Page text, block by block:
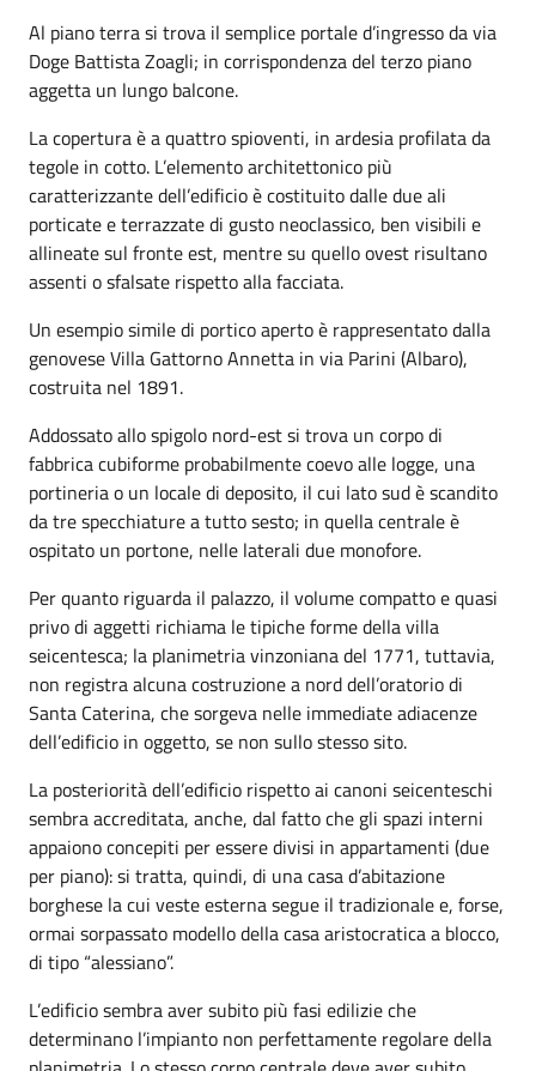
Al piano terra si trova il semplice portale d’ingresso da via
Doge Battista Zoagli; in corrispondenza del terzo piano
aggetta un lungo balcone.
La copertura è a quattro spioventi, in ardesia profilata da
tegole in cotto. L’elemento architettonico più
caratterizzante dell’edificio è costituito dalle due ali
porticate e terrazzate di gusto neoclassico, ben visibili e
allineate sul fronte est, mentre su quello ovest risultano
assenti o sfalsate rispetto alla facciata.
Un esempio simile di portico aperto è rappresentato dalla
genovese Villa Gattorno Annetta in via Parini (Albaro),
costruita nel 1891.
Addossato allo spigolo nord-est si trova un corpo di
fabbrica cubiforme probabilmente coevo alle logge, una
portineria o un locale di deposito, il cui lato sud è scandito
da tre specchiature a tutto sesto; in quella centrale è
ospitato un portone, nelle laterali due monofore.
Per quanto riguarda il palazzo, il volume compatto e quasi
privo di aggetti richiama le tipiche forme della villa
seicentesca; la planimetria vinzoniana del 1771, tuttavia,
non registra alcuna costruzione a nord dell’oratorio di
Santa Caterina, che sorgeva nelle immediate adiacenze
dell’edificio in oggetto, se non sullo stesso sito.
La posteriorità dell’edificio rispetto ai canoni seicenteschi
sembra accreditata, anche, dal fatto che gli spazi interni
appaiono concepiti per essere divisi in appartamenti (due
per piano): si tratta, quindi, di una casa d’abitazione
borghese la cui veste esterna segue il tradizionale e, forse,
ormai sorpassato modello della casa aristocratica a blocco,
di tipo “alessiano”.
L’edificio sembra aver subito più fasi edilizie che
determinano l’impianto non perfettamente regolare della